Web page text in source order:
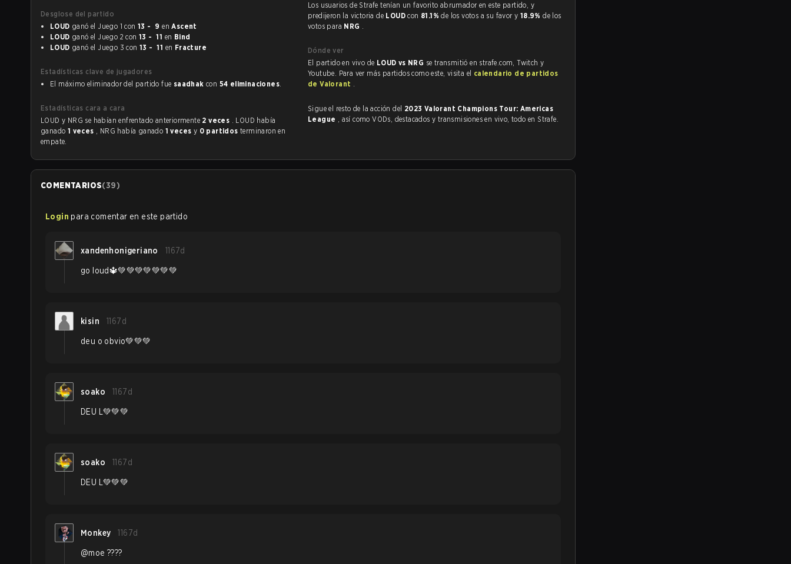
Desglose del partido
LOUD
ganó el Juego 1 con 13 - 9 enAscent
LOUD
ganó el Juego 2 con 13 - 11 en Bind
LOUD
ganó el Juego 3 con 13 - 11 en Fracture
Estadísticas clave de jugadores
El máximo eliminador del partido fue saadhak con 54 eliminaciones.
Estadísticas cara a cara
LOUD y NRG se habían enfrentado anteriormente 2 veces . LOUD había
ganado 1 veces , NRG había ganado 1 veces y 0 partidos terminaron en
empate.
Los usuarios de Strafe tenían un favorito abrumador en este partido, y
predijeron la victoria de LOUDcon 81.1%de los votos a su favor y 18.9%de los
votos para NRG .
Dónde ver
El partido en vivo de LOUD vs NRG se transmitió en strafe.com, Twitch y
Youtube. Para ver más partidos como este, visita el calendario de partidos
de Valorant .
Sigue el resto de la acción del 2023 Valorant Champions Tour: Americas
League
, así como VODs, destacados y transmisiones en vivo, todo en Strafe.
COMENTARIOS(39)
Login para comentar en este partido
xandenhonigeriano 1167d
go loud🔱💚💚💚💚💚💚💚
kisin 1167d
deu o obvio💚💚💚
soako 1167d
DEU L💚💚💚
soako 1167d
DEU L💚💚💚
Monkey 1167d
@moe ????